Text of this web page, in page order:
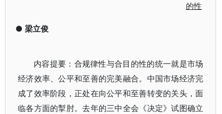
的性
● 梁立俊
内容提要：合规律性与合目的性的统一就是市场
经济效率、公平和至善的完美融合。中国市场经济完
成了效率阶段，正处在向公平和至善转变的关头，面
临各方面的掣肘。去年的三中全会《决定》试图确立